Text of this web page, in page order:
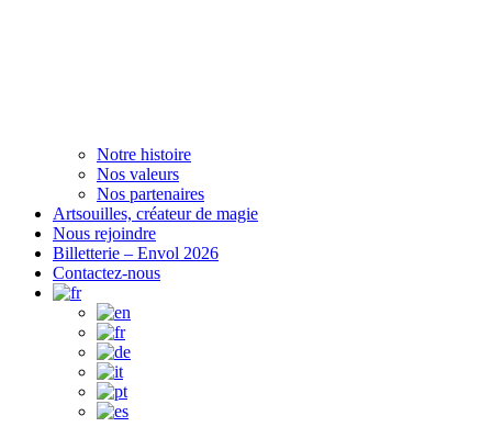
Notre histoire
Nos valeurs
Nos partenaires
Artsouilles, créateur de magie
Nous rejoindre
Billetterie – Envol 2026
Contactez-nous